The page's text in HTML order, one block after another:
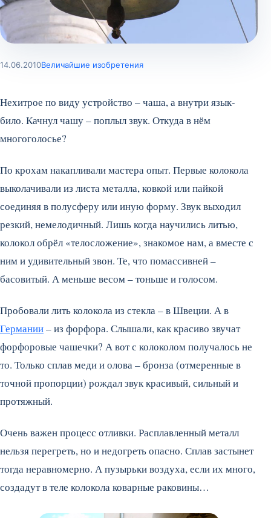
14.06.2010Величайшие изобретения
Нехитрое по виду устройство – чаша, а внутри язык-
било. Качнул чашу – поплыл звук. Откуда в нём
многоголосье?
По крохам накапливали мастера опыт. Первые колокола
выколачивали из листа металла, ковкой или пайкой
соединяя в полусферу или иную форму. Звук выходил
резкий, немелодичный. Лишь когда научились литью,
колокол обрёл «телосложение», знакомое нам, а вместе с
ним и удивительный звон. Те, что помассивней –
басовитый. А меньше весом – тоньше и голосом.
Пробовали лить колокола из стекла – в Швеции. А в
Германии– из форфора. Слышали, как красиво звучат
форфоровые чашечки? А вот с колоколом получалось не
то. Только сплав меди и олова – бронза (отмеренные в
точной пропорции) рождал звук красивый, сильный и
протяжный.
Очень важен процесс отливки. Расплавленный металл
нельзя перегреть, но и недогреть опасно. Сплав застынет
тогда неравномерно. А пузырьки воздуха, если их много,
создадут в теле колокола коварные раковины…